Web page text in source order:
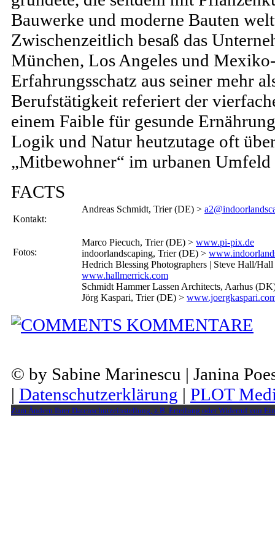
Bauwerke und moderne Bauten
Zwischenzeitlich besaß das
München, Los Angeles und
Erfahrungsschatz aus seiner mehr
Berufstätigkeit referiert der
einem Faible für gesunde
Logik und Natur heutzutage oft
„Mitbewohner“ im urbanen Umfeld
FACTS
Kontakt:
Andreas Schmidt, Trier (DE) >
Fotos:
Marco Piecuch, Trier (DE) > www.pi-pix.de
indoorlandscaping, Trier (DE) >
Hedrich Blessing Photographers | Steve Hall/
www.hallmerrick.com
Schmidt Hammer Lassen Architects, Aarhus
Jörg Kaspari, Trier (DE) >
KOMMENTARE
© by Sabine Marinescu | Janina
| Datenschutzerklärung | PLOT
Zum Ändern Ihrer Datenschutzeinstellung, z.B. Erteilung oder Widerruf von